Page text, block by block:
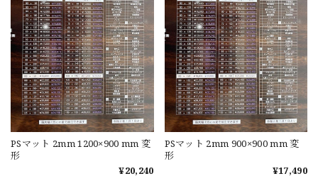
PSマット 2mm 1200×900 mm 変
形
¥20,240
PSマット 2mm 900×900 mm 変
形
¥17,490